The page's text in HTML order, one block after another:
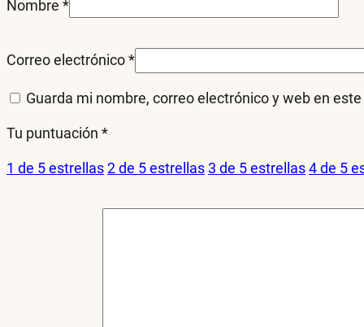
Nombre *
Correo electrónico*
Guarda mi nombre, correo electrónico y web en
Tu puntuación *
1 de 5 estrellas2 de 5 estrellas 3 de 5 estrellas4 de 5